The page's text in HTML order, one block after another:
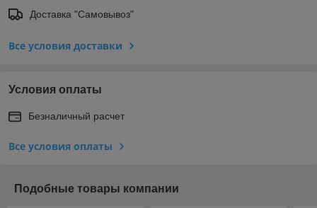
Доставка "Самовывоз"
Все условия доставки
Условия оплаты
Безналичный расчет
Все условия оплаты
Подобные товары компании